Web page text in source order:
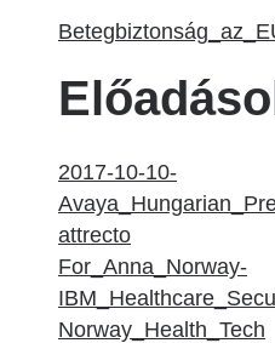
2017-10-10-
attrecto
For_Anna_Norway-
Norway_Health_Tech